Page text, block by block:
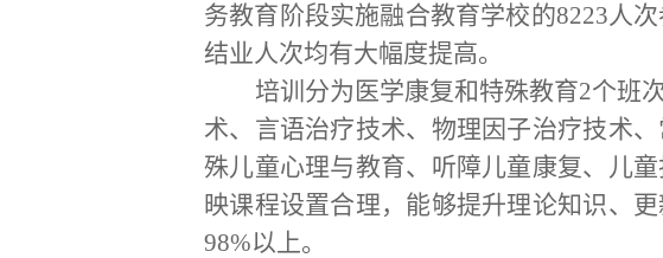
务教育阶段实施融合教育学校的8223人
结业人次均有大幅度提高。
培训分为医学康复和特殊教育2个班
术、言语治疗技术、物理因子治疗技术
殊儿童心理与教育、听障儿童康复、儿
映课程设置合理，能够提升理论知识、
98%以上。